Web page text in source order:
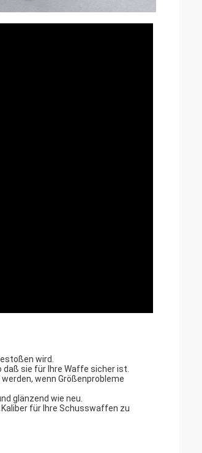
wird.
sie für Ihre Waffe sicher ist.
wenn Größenprobleme
glänzend wie neu.
für Ihre Schusswaffen zu